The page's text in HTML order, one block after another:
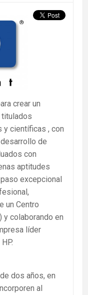
crear un
y científicas , con
de
con
aptitudes
excepcional
un Centro
y colaborando en
líder
dos años, en
al